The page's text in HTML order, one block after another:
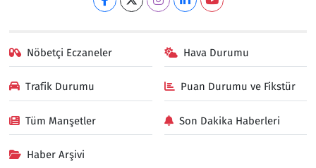
Nöbetçi Eczaneler Hava Durumu
Trafik Durumu Puan Durumu ve Fikstür
Tüm Manşetler Son Dakika Haberleri
Haber Arşivi